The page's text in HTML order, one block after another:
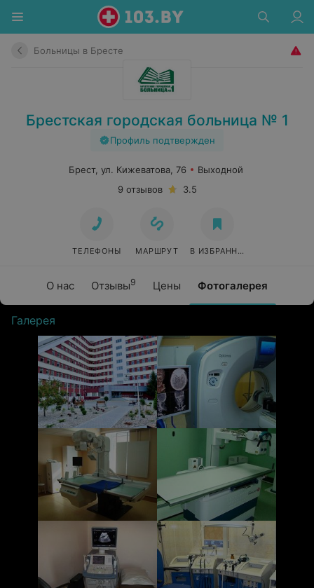
Больницы в Бресте
Брестская городская больница № 1
Профиль подтвержден
О нас Отзывы9 Цены Фотогалерея
Брест, ул. Кижеватова, 76
Выходной
9 отзывов
3.5
ТЕЛЕФОНЫ МАРШРУТ В ИЗБРАННОЕ
Галерея